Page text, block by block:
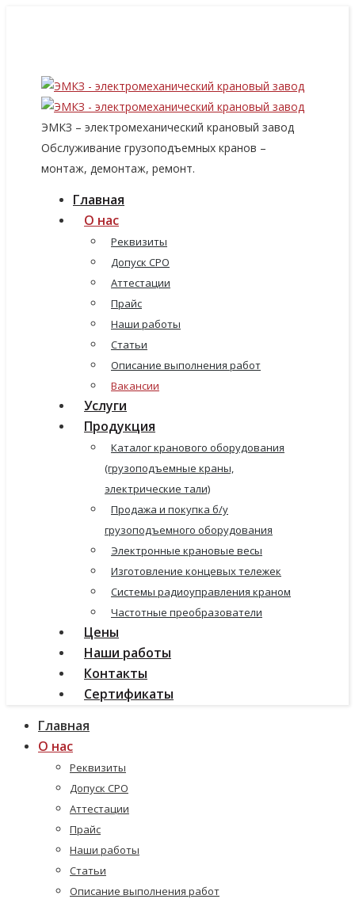
ЭМКЗ – электромеханический крановый завод
Обслуживание грузоподъемных кранов –
монтаж, демонтаж, ремонт.
Главная
О нас
Реквизиты
Допуск СРО
Аттестации
Прайс
Наши работы
Статьи
Описание выполнения работ
Вакансии
Услуги
Продукция
Каталог кранового оборудования
(грузоподъемные краны,
электрические тали)
Продажа и покупка б/у
грузоподъемного оборудования
Электронные крановые весы
Изготовление концевых тележек
Системы радиоуправления краном
Частотные преобразователи
Цены
Наши работы
Контакты
Сертификаты
Главная
О нас
Реквизиты
Допуск СРО
Аттестации
Прайс
Наши работы
Статьи
Описание выполнения работ